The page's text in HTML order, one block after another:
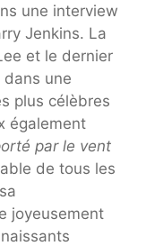
une interview
Jenkins. La
et le dernier
une
plus célèbres
également
par le vent
de tous les
joyeusement